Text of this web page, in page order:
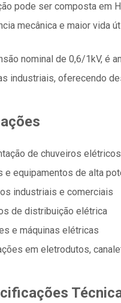
pode ser composta em
mecânica e maior vida
nominal de 0,6/1kV, é
industriais, oferecendo
de chuveiros elétricos
e equipamentos de alta
industriais e comerciais
de distribuição elétrica
e máquinas elétricas
em eletrodutos,